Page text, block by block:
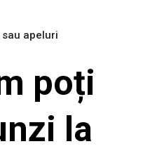
apeluri
poți
la